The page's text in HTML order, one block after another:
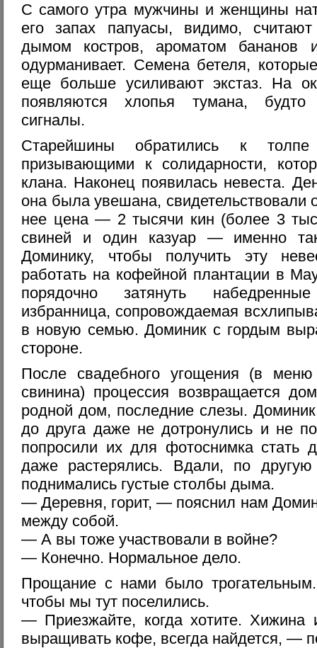
С самого утра мужчины и женщины
его запах папуасы, видимо,
дымом костров, ароматом бананов
одурманивает. Семена бетеля,
еще больше усиливают экстаз. На
появляются хлопья тумана,
сигналы.
Старейшины обратились к
призывающими к солидарности,
клана. Наконец появилась невеста.
она была увешана, свидетельствовали
нее цена — 2 тысячи кин (более 3
свиней и один казуар — именно
Доминику, чтобы получить эту
работать на кофейной плантации в
порядочно затянуть
избранница, сопровождаемая
в новую семью. Доминик с гордым
стороне.
После свадебного угощения (в
свинина) процессия возвращается
родной дом, последние слезы.
до друга даже не дотронулись и не
попросили их для фотоснимка стать
даже растерялись. Вдали, по
поднимались густые столбы дыма.
— Деревня, горит, — пояснил нам
между собой.
— А вы тоже участвовали в войне?
— Конечно. Нормальное дело.
Прощание с нами было
чтобы мы тут поселились.
— Приезжайте, когда хотите. Хижина
выращивать кофе, всегда найдется, —